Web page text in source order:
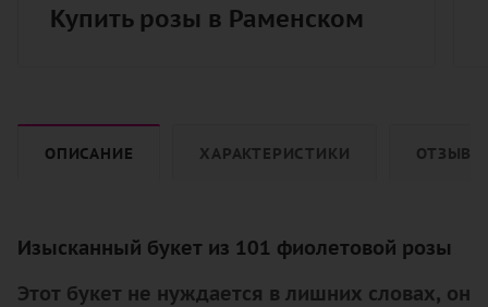
Купить розы в Раменском
ОПИСАНИЕ ХАРАКТЕРИСТИКИ ОТЗЫВЫ
Изысканный букет из 101 фиолетовой розы
Этот букет не нуждается в лишних словах, он